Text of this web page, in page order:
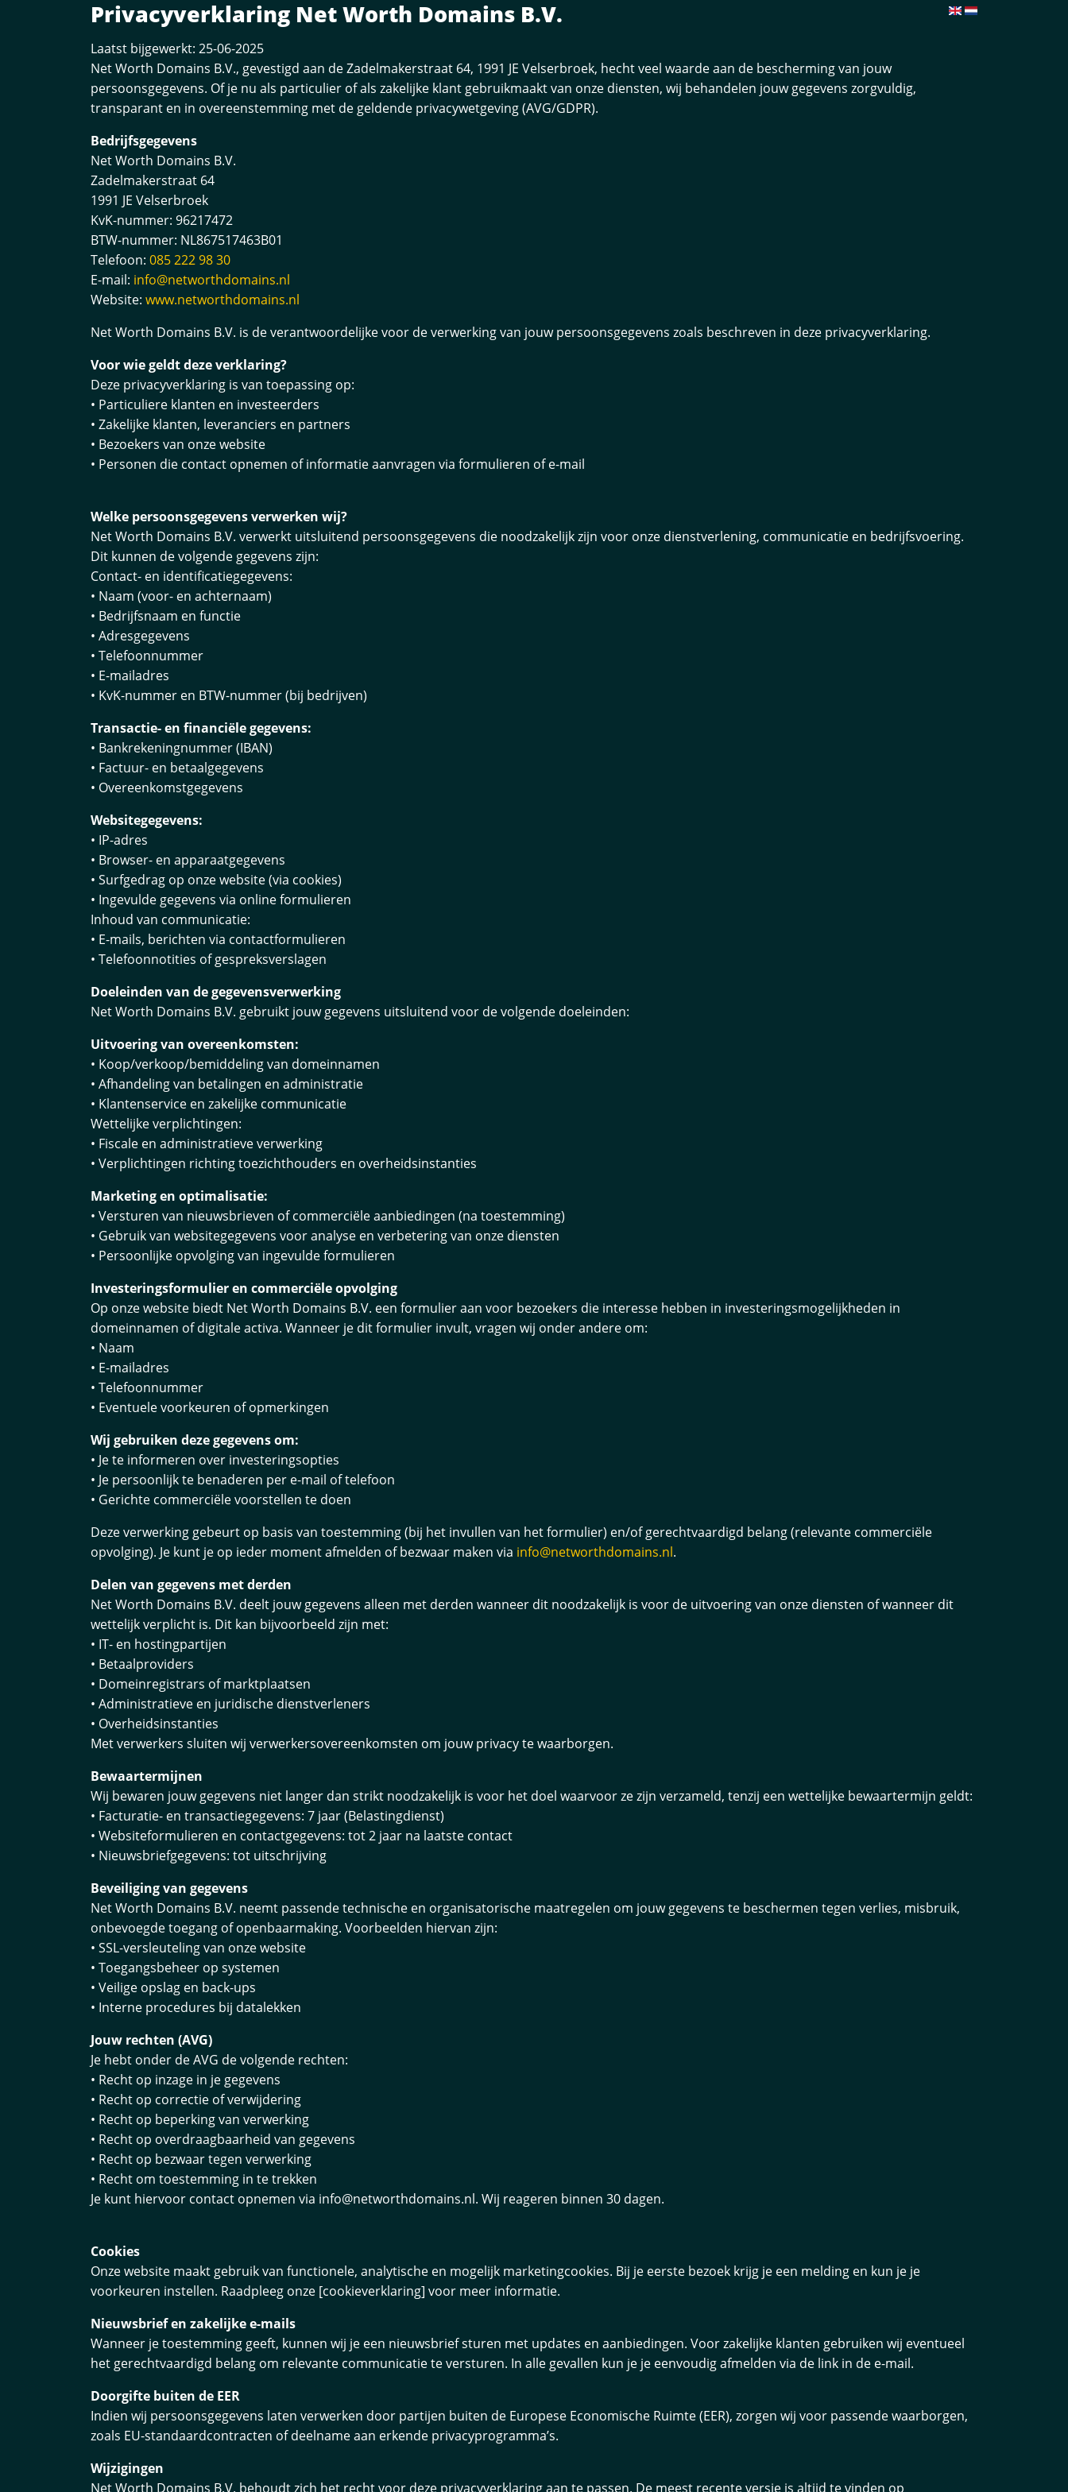
Privacyverklaring Net Worth Domains B.V.
Laatst bijgewerkt: 25-06-2025
Net Worth Domains B.V., gevestigd aan de Zadelmakerstraat 64, 1991 JE Velserbroek, hecht veel waarde aan de bescherming van jouw
persoonsgegevens. Of je nu als particulier of als zakelijke klant gebruikmaakt van onze diensten, wij behandelen jouw gegevens zorgvuldig,
transparant en in overeenstemming met de geldende privacywetgeving (AVG/GDPR).
Bedrijfsgegevens
Net Worth Domains B.V.
Zadelmakerstraat 64
1991 JE Velserbroek
KvK-nummer: 96217472
BTW-nummer: NL867517463B01
Telefoon: 085 222 98 30
E-mail: info@networthdomains.nl
Website: www.networthdomains.nl
Net Worth Domains B.V. is de verantwoordelijke voor de verwerking van jouw persoonsgegevens zoals beschreven in deze privacyverklaring.
Voor wie geldt deze verklaring?
Deze privacyverklaring is van toepassing op:
• Particuliere klanten en investeerders
• Zakelijke klanten, leveranciers en partners
• Bezoekers van onze website
• Personen die contact opnemen of informatie aanvragen via formulieren of e-mail
Welke persoonsgegevens verwerken wij?
Net Worth Domains B.V. verwerkt uitsluitend persoonsgegevens die noodzakelijk zijn voor onze dienstverlening, communicatie en bedrijfsvoering.
Dit kunnen de volgende gegevens zijn:
Contact- en identificatiegegevens:
• Naam (voor- en achternaam)
• Bedrijfsnaam en functie
• Adresgegevens
• Telefoonnummer
• E-mailadres
• KvK-nummer en BTW-nummer (bij bedrijven)
Transactie- en financiële gegevens:
• Bankrekeningnummer (IBAN)
• Factuur- en betaalgegevens
• Overeenkomstgegevens
Websitegegevens:
• IP-adres
• Browser- en apparaatgegevens
• Surfgedrag op onze website (via cookies)
• Ingevulde gegevens via online formulieren
Inhoud van communicatie:
• E-mails, berichten via contactformulieren
• Telefoonnotities of gespreksverslagen
Doeleinden van de gegevensverwerking
Net Worth Domains B.V. gebruikt jouw gegevens uitsluitend voor de volgende doeleinden:
Uitvoering van overeenkomsten:
• Koop/verkoop/bemiddeling van domeinnamen
• Afhandeling van betalingen en administratie
• Klantenservice en zakelijke communicatie
Wettelijke verplichtingen:
• Fiscale en administratieve verwerking
• Verplichtingen richting toezichthouders en overheidsinstanties
Marketing en optimalisatie:
• Versturen van nieuwsbrieven of commerciële aanbiedingen (na toestemming)
• Gebruik van websitegegevens voor analyse en verbetering van onze diensten
• Persoonlijke opvolging van ingevulde formulieren
Investeringsformulier en commerciële opvolging
Op onze website biedt Net Worth Domains B.V. een formulier aan voor bezoekers die interesse hebben in investeringsmogelijkheden in
domeinnamen of digitale activa. Wanneer je dit formulier invult, vragen wij onder andere om:
• Naam
• E-mailadres
• Telefoonnummer
• Eventuele voorkeuren of opmerkingen
Wij gebruiken deze gegevens om:
• Je te informeren over investeringsopties
• Je persoonlijk te benaderen per e-mail of telefoon
• Gerichte commerciële voorstellen te doen
Deze verwerking gebeurt op basis van toestemming (bij het invullen van het formulier) en/of gerechtvaardigd belang (relevante commerciële
opvolging). Je kunt je op ieder moment afmelden of bezwaar maken via info@networthdomains.nl.
Delen van gegevens met derden
Net Worth Domains B.V. deelt jouw gegevens alleen met derden wanneer dit noodzakelijk is voor de uitvoering van onze diensten of wanneer dit
wettelijk verplicht is. Dit kan bijvoorbeeld zijn met:
• IT- en hostingpartijen
• Betaalproviders
• Domeinregistrars of marktplaatsen
• Administratieve en juridische dienstverleners
• Overheidsinstanties
Met verwerkers sluiten wij verwerkersovereenkomsten om jouw privacy te waarborgen.
Bewaartermijnen
Wij bewaren jouw gegevens niet langer dan strikt noodzakelijk is voor het doel waarvoor ze zijn verzameld, tenzij een wettelijke bewaartermijn geldt:
• Facturatie- en transactiegegevens: 7 jaar (Belastingdienst)
• Websiteformulieren en contactgegevens: tot 2 jaar na laatste contact
• Nieuwsbriefgegevens: tot uitschrijving
Beveiliging van gegevens
Net Worth Domains B.V. neemt passende technische en organisatorische maatregelen om jouw gegevens te beschermen tegen verlies, misbruik,
onbevoegde toegang of openbaarmaking. Voorbeelden hiervan zijn:
• SSL-versleuteling van onze website
• Toegangsbeheer op systemen
• Veilige opslag en back-ups
• Interne procedures bij datalekken
Jouw rechten (AVG)
Je hebt onder de AVG de volgende rechten:
• Recht op inzage in je gegevens
• Recht op correctie of verwijdering
• Recht op beperking van verwerking
• Recht op overdraagbaarheid van gegevens
• Recht op bezwaar tegen verwerking
• Recht om toestemming in te trekken
Je kunt hiervoor contact opnemen via info@networthdomains.nl. Wij reageren binnen 30 dagen.
Cookies
Onze website maakt gebruik van functionele, analytische en mogelijk marketingcookies. Bij je eerste bezoek krijg je een melding en kun je je
voorkeuren instellen. Raadpleeg onze [cookieverklaring] voor meer informatie.
Nieuwsbrief en zakelijke e-mails
Wanneer je toestemming geeft, kunnen wij je een nieuwsbrief sturen met updates en aanbiedingen. Voor zakelijke klanten gebruiken wij eventueel
het gerechtvaardigd belang om relevante communicatie te versturen. In alle gevallen kun je je eenvoudig afmelden via de link in de e-mail.
Doorgifte buiten de EER
Indien wij persoonsgegevens laten verwerken door partijen buiten de Europese Economische Ruimte (EER), zorgen wij voor passende waarborgen,
zoals EU-standaardcontracten of deelname aan erkende privacyprogramma’s.
Wijzigingen
Net Worth Domains B.V. behoudt zich het recht voor deze privacyverklaring aan te passen. De meest recente versie is altijd te vinden op